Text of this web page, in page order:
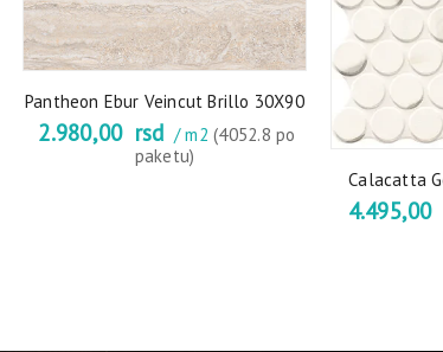
Pantheon Ebur Veincut Brillo 30X90
2.980,00 rsd / m2(4052.8 po
paketu)
Calacatta
4.495,00